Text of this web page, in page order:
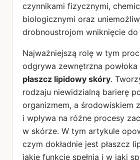
czynnikami fizycznymi,
biologicznymi oraz
drobnoustrojom wniknięcie do
Najważniejszą rolę w tym
odgrywa zewnętrzna
płaszcz lipidowy skóry.
rodzaju niewidzialną barierę
organizmem, a środowiskiem
i wpływa na różne procesy
w skórze. W tym artykule
czym dokładnie jest płaszcz
jakie funkcje spełnia i w jaki